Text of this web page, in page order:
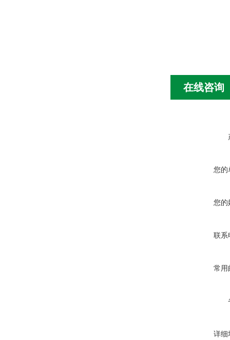
在线咨询
您的
您的
联系
常用
详细